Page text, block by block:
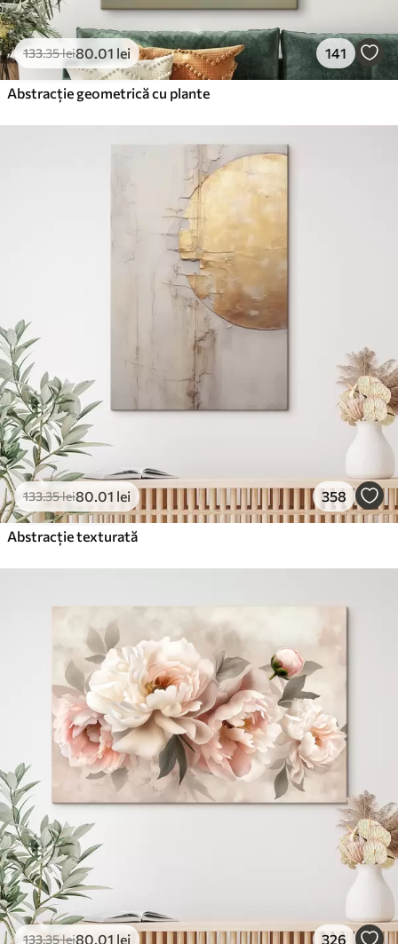
133.35lei80.01 lei 141
Abstracție geometrică cu plante
133.35lei80.01 lei 358
Abstracție texturată
133.35lei80.01 lei 326